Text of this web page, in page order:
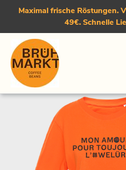
Direkt
Maximal frische Röstungen.
49€. Schnelle
Startseite › T-Shirt "#Welür"